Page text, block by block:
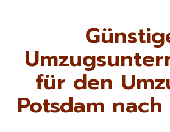
für den
Potsdam